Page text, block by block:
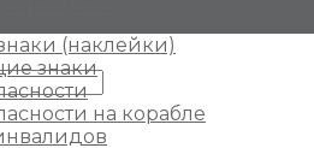
(наклейки)
знаки
на корабле